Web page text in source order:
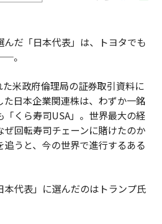
んだ「日本代表」は、トヨタでも
。
米政府倫理局の証券取引資料に
た日本企業関連株は、わずか一銘
くら寿司USA」。世界最大の経
ぜ回転寿司チェーンに賭けたのか
うと、今の世界で進行するある
本代表」に選んだのはトランプ氏